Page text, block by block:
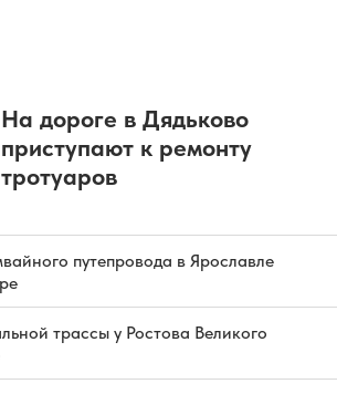
На дороге в Дядьково
приступают к ремонту
тротуаров
путепровода в Ярославле
трассы у Ростова Великого